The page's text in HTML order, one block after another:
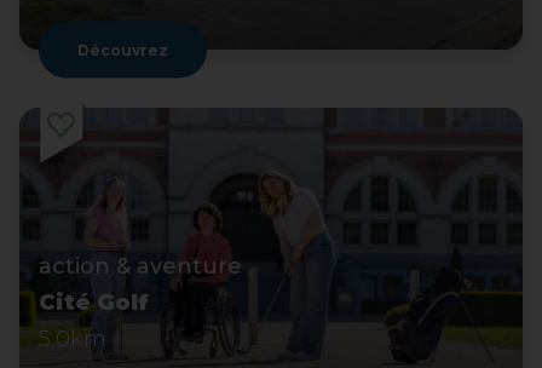
Découvrez
action & aventure
Cité Golf
5,0km